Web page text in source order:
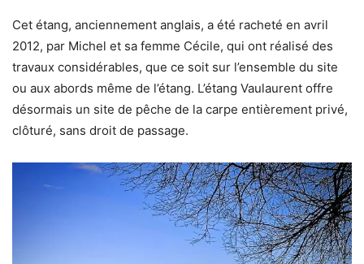
Cet étang, anciennement anglais, a été racheté en avril
2012, par Michel et sa femme Cécile, qui ont réalisé des
travaux considérables, que ce soit sur l’ensemble du site
ou aux abords même de l’étang. L’étang Vaulaurent offre
désormais un site de pêche de la carpe entièrement privé,
clôturé, sans droit de passage.